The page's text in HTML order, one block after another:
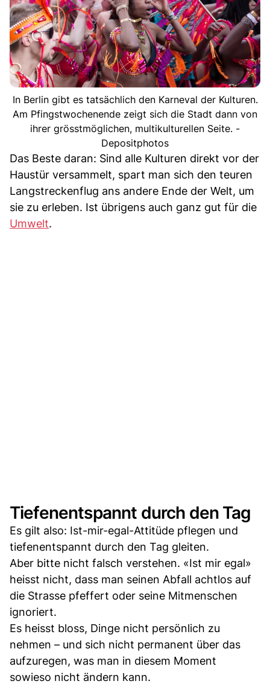
In Berlin gibt es tatsächlich den Karneval der Kulturen.
Am Pfingstwochenende zeigt sich die Stadt dann von
ihrer grösstmöglichen, multikulturellen Seite. -
Depositphotos
Das Beste daran: Sind alle Kulturen direkt vor der
Haustür versammelt, spart man sich den teuren
Langstreckenflug ans andere Ende der Welt, um
sie zu erleben. Ist übrigens auch ganz gut für die
Umwelt.
Tiefenentspannt durch den Tag
Es gilt also: Ist-mir-egal-Attitüde pflegen und
tiefenentspannt durch den Tag gleiten.
Aber bitte nicht falsch verstehen. «Ist mir egal»
heisst nicht, dass man seinen Abfall achtlos auf
die Strasse pfeffert oder seine Mitmenschen
ignoriert.
Es heisst bloss, Dinge nicht persönlich zu
nehmen – und sich nicht permanent über das
aufzuregen, was man in diesem Moment
sowieso nicht ändern kann.